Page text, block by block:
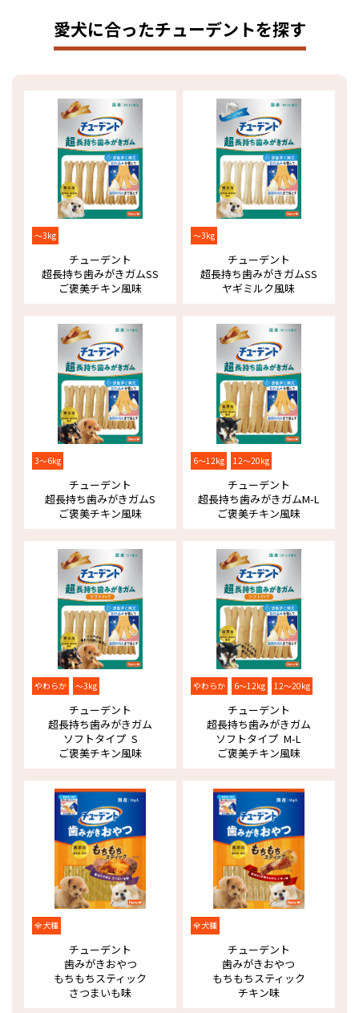
愛犬に合ったチューデントを探す
～3kg
チューデント
超長持ち歯みがきガムSS
ご褒美チキン風味
～3kg
チューデント
超長持ち歯みがきガムSS
ヤギミルク風味
3～6kg
チューデント
超長持ち歯みがきガムS
ご褒美チキン風味
6～12kg 12～20kg
チューデント
超長持ち歯みがきガムM-L
ご褒美チキン風味
やわらか ～3kg
チューデント
超長持ち歯みがきガム
ソフトタイプ S
ご褒美チキン風味
やわらか 6～12kg 12～20kg
チューデント
超長持ち歯みがきガム
ソフトタイプ M-L
ご褒美チキン風味
全犬種
チューデント
歯みがきおやつ
もちもちスティック
さつまいも味
全犬種
チューデント
歯みがきおやつ
もちもちスティック
チキン味